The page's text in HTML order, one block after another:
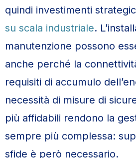
quindi investimenti
su scala industriale.
manutenzione possono
anche perché la
requisiti di accumulo
necessità di misure di
più affidabili rendono la
sempre più complessa:
sfide è però necessario.